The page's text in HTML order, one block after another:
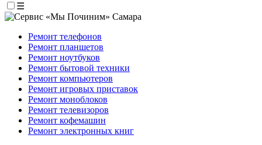
☰
Ремонт телефонов
Ремонт планшетов
Ремонт ноутбуков
Ремонт бытовой техники
Ремонт компьютеров
Ремонт игровых приставок
Ремонт моноблоков
Ремонт телевизоров
Ремонт кофемашин
Ремонт электронных книг